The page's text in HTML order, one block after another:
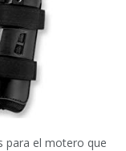
para el motero que